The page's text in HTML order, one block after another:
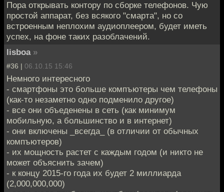
Пора открывать контору по сборке телефонов. Чую
простой аппарат, без всякого "смарта", но со
встроенным неплохим аудиоплеером, будет иметь
успех, на фоне таких разоблачений.
lisboa »
#36 | 06.10.15 15:46
Немного интересного
- смартфоны это больше компъютеры чем телефоны
(как-то незаметно одно подменило другое)
- все они объеденены в сеть (как минимум
мобильную, а большинство и в интернет)
- они включены _всегда_ (в отличии от обычных
компъютеров)
- их мощность растет с каждым годом (и никто не
может объяснить зачем)
- к концу 2015-го года их будет 2 миллиарда
(2,000,000,000)